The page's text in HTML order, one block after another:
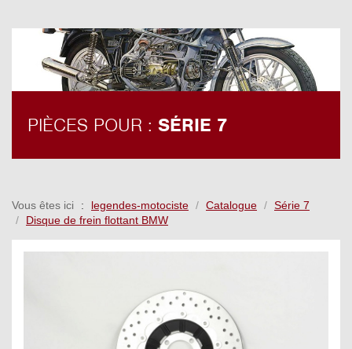
PIÈCES POUR : SÉRIE 7
Vous êtes ici legendes-motociste Catalogue
Série 7
Disque de frein flottant BMW